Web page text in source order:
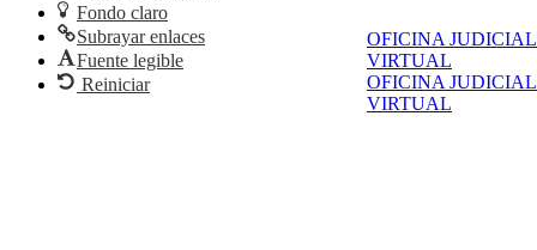
OFICINA JUDICIAL
VIRTUAL
OFICINA JUDICIAL
VIRTUAL
Fondo claro
Subrayar enlaces
Fuente legible
Reiniciar